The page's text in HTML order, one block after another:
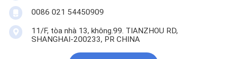
0086 021 54450909
11/F, tòa nhà 13, không.99. TIANZHOU RD,
SHANGHAI-200233, PR CHINA